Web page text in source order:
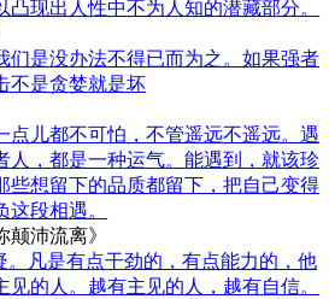
现出人性中不为人知的潜藏部分。
们是没办法不得已而为之。如果强者
不是贪婪就是坏
点儿都不可怕，不管遥远不遥远。遇
人，都是一种运气。能遇到，就该珍
些想留下的品质都留下，把自己变得
段相遇。
沛流离》
。凡是有点干劲的，有点能力的，他
的人。越有主见的人，越有自信。